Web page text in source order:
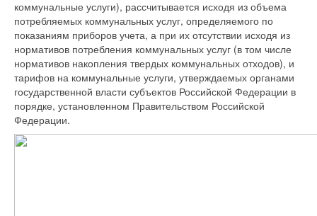
коммунальные услуги), рассчитывается исходя из объема
потребляемых коммунальных услуг, определяемого по
показаниям приборов учета, а при их отсутствии исходя из
нормативов потребления коммунальных услуг (в том числе
нормативов накопления твердых коммунальных отходов), и
тарифов на коммунальные услуги, утверждаемых органами
государственной власти субъектов Российской Федерации в
порядке, установленном Правительством Российской
Федерации.